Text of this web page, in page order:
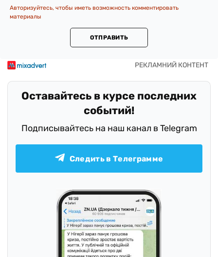
Авторизуйтесь, чтобы иметь возможность комментировать
материалы
ОТПРАВИТЬ
Оставайтесь в курсе последних
событий!
Подписывайтесь на наш канал в Telegram
Следить в Телеграмме